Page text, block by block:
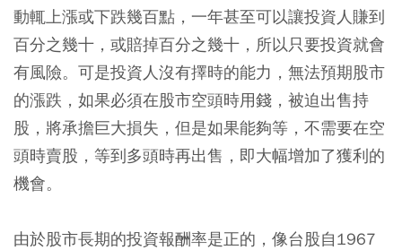
動輒上漲或下跌幾百點，一年甚至可以讓投資人賺到
百分之幾十，或賠掉百分之幾十，所以只要投資就會
有風險。可是投資人沒有擇時的能力，無法預期股市
的漲跌，如果必須在股市空頭時用錢，被迫出售持
股，將承擔巨大損失，但是如果能夠等，不需要在空
頭時賣股，等到多頭時再出售，即大幅增加了獲利的
機會。
由於股市長期的投資報酬率是正的，像台股自1967